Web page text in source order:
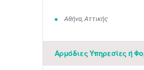
Αθήνα, Αττικής
Αρμόδιες Υπηρεσίες ή